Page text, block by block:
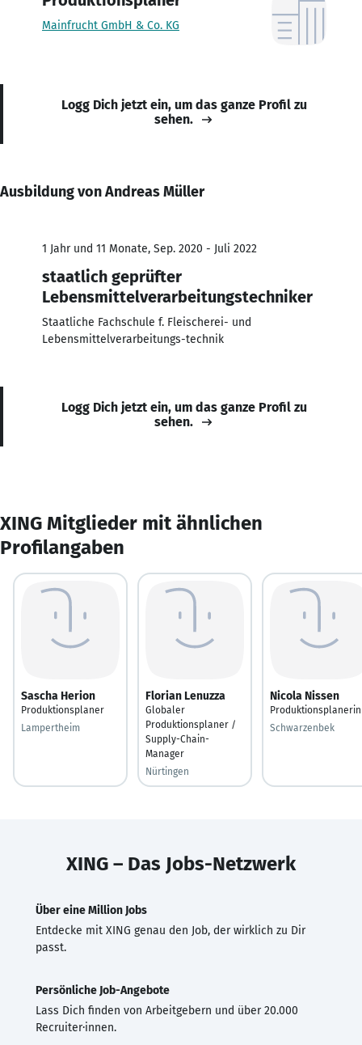
Mainfrucht GmbH & Co. KG
Logg Dich jetzt ein, um das ganze Profil zu
sehen.
Ausbildung von Andreas Müller
1 Jahr und 11 Monate, Sep. 2020 - Juli 2022
staatlich geprüfter
Lebensmittelverarbeitungstechniker
Staatliche Fachschule f. Fleischerei- und
Lebensmittelverarbeitungs-technik
Logg Dich jetzt ein, um das ganze Profil zu
sehen.
XING Mitglieder mit ähnlichen
Profilangaben
Sascha Herion
Produktionsplaner
Lampertheim
Florian Lenuzza
Globaler
Produktionsplaner /
Supply-Chain-
Manager
Nürtingen
Nicola Nissen
Produktionsplanerin
Schwarzenbek
XING – Das Jobs-Netzwerk
Über eine Million Jobs
Entdecke mit XING genau den Job, der wirklich zu Dir
passt.
Persönliche Job-Angebote
Lass Dich finden von Arbeitgebern und über 20.000
Recruiter·innen.